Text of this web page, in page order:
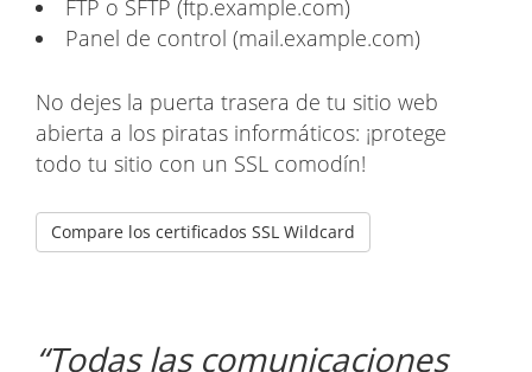
FTP o SFTP (ftp.example.com)
Panel de control (mail.example.com)
No dejes la puerta trasera de tu sitio web
abierta a los piratas informáticos: ¡protege
todo tu sitio con un SSL comodín!
Compare los certificados SSL Wildcard
Todas las comunicaciones